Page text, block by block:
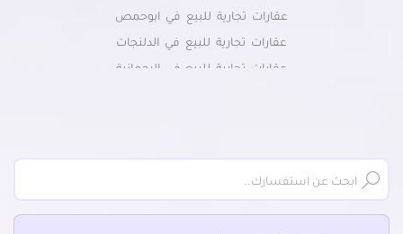
عقارات تجارية للبيع في ابوحمص
عقارات تجارية للبيع في الدلنجات
عقارات تجارية للبيع في الرحمانية
عقارات تجارية للبيع في شبراخيت